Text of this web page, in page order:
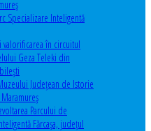
Specializare Inteligentă
valorificarea în circuitul
Geza Teleki din
Județean de Istorie
Parcului de
Fărcașa, județul